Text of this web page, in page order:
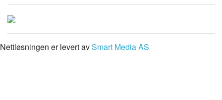
Nettløsningen er levert avSmart Media AS